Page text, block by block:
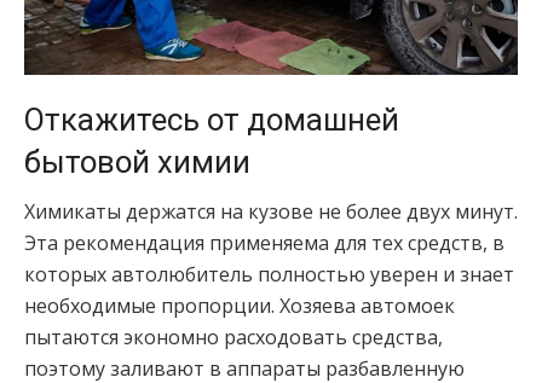
Откажитесь от домашней
бытовой химии
Химикаты держатся на кузове не более двух минут.
Эта рекомендация применяема для тех средств, в
которых автолюбитель полностью уверен и знает
необходимые пропорции. Хозяева автомоек
пытаются экономно расходовать средства,
поэтому заливают в аппараты разбавленную